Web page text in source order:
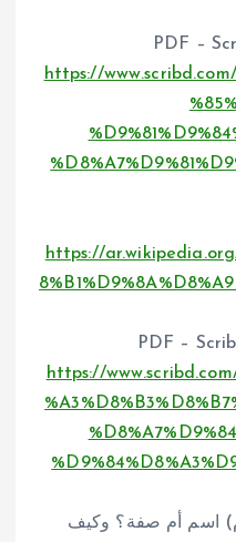
https://
https://
https://
(427 – 347 ق.م) اسم أم صفة؟ وكيف